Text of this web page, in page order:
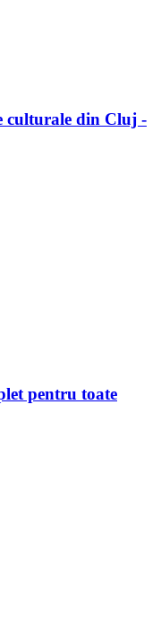
culturale din Cluj -
pentru toate